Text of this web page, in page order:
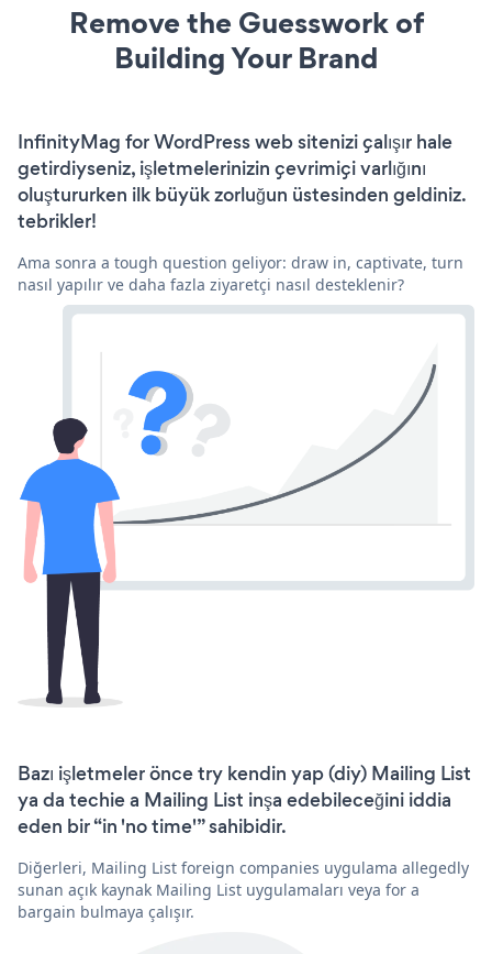
Remove the Guesswork of
Building Your Brand
InfinityMag for WordPress web sitenizi çalışır hale
getirdiyseniz, işletmelerinizin çevrimiçi varlığını
oluştururken ilk büyük zorluğun üstesinden geldiniz.
tebrikler!
Ama sonra a tough question geliyor: draw in, captivate, turn
nasıl yapılır ve daha fazla ziyaretçi nasıl desteklenir?
Bazı işletmeler önce try kendin yap (diy) Mailing List
ya da techie a Mailing List inşa edebileceğini iddia
eden bir “in 'no time'” sahibidir.
Diğerleri, Mailing List foreign companies uygulama allegedly
sunan açık kaynak Mailing List uygulamaları veya for a
bargain bulmaya çalışır.